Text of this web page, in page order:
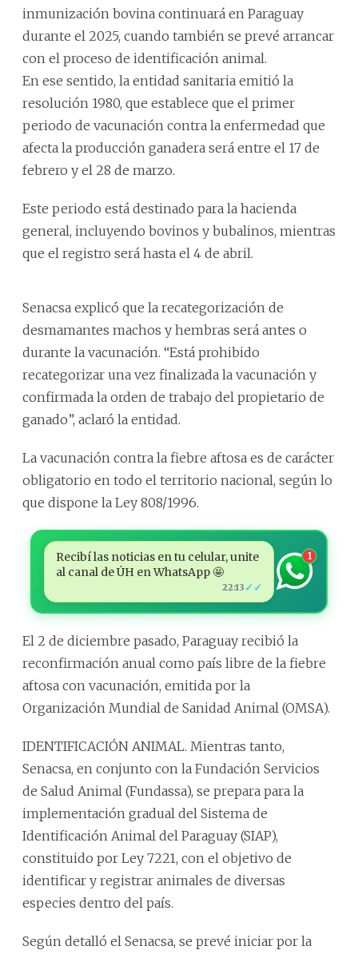
inmunización bovina continuará en Paraguay
durante el 2025, cuando también se prevé arrancar
con el proceso de identificación animal.
En ese sentido, la entidad sanitaria emitió la
resolución 1980, que establece que el primer
periodo de vacunación contra la enfermedad que
afecta la producción ganadera será entre el 17 de
febrero y el 28 de marzo.
Este periodo está destinado para la hacienda
general, incluyendo bovinos y bubalinos, mientras
que el registro será hasta el 4 de abril.
Senacsa explicó que la recategorización de
desmamantes machos y hembras será antes o
durante la vacunación. “Está prohibido
recategorizar una vez finalizada la vacunación y
confirmada la orden de trabajo del propietario de
ganado”, aclaró la entidad.
La vacunación contra la fiebre aftosa es de carácter
obligatorio en todo el territorio nacional, según lo
que dispone la Ley 808/1996.
Recibí las noticias en tu celular, unite
al canal de ÚH en WhatsApp 🤩
22:13 ✓✓
1
El 2 de diciembre pasado, Paraguay recibió la
reconfirmación anual como país libre de la fiebre
aftosa con vacunación, emitida por la
Organización Mundial de Sanidad Animal (OMSA).
IDENTIFICACIÓN ANIMAL. Mientras tanto,
Senacsa, en conjunto con la Fundación Servicios
de Salud Animal (Fundassa), se prepara para la
implementación gradual del Sistema de
Identificación Animal del Paraguay (SIAP),
constituido por Ley 7221, con el objetivo de
identificar y registrar animales de diversas
especies dentro del país.
Según detalló el Senacsa, se prevé iniciar por la